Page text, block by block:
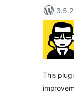
This